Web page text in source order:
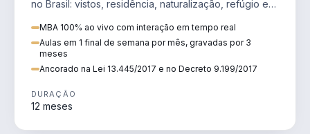
no Brasil: vistos, residência, naturalização, refúgio e
MBA 100% ao vivo com interação em tempo real
Aulas em 1 final de semana por mês, gravadas por 3
meses
Ancorado na Lei 13.445/2017 e no Decreto 9.199/2017
DURAÇÃO
12 meses